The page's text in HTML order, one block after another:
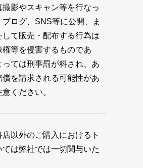
影やスキャン等を行なっ
ログ、SNS等に公開、ま
して販売・配布する行為は
等を侵害するものであ
っては刑事罰が科され、あ
償を請求される可能性があ
ください。
以外のご購入におけるト
ては弊社では一切関与いた